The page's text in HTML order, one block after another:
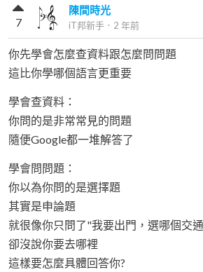
陳間時光
iT邦新手 ． 2 年前
7
你先學會怎麼查資料跟怎麼問問題
這比你學哪個語言更重要
學會查資料：
你問的是非常常見的問題
隨便Google都一堆解答了
學會問問題：
你以為你問的是選擇題
其實是申論題
就很像你只問了"我要出門，選哪個交
卻沒說你要去哪裡
這樣要怎麼具體回答你?